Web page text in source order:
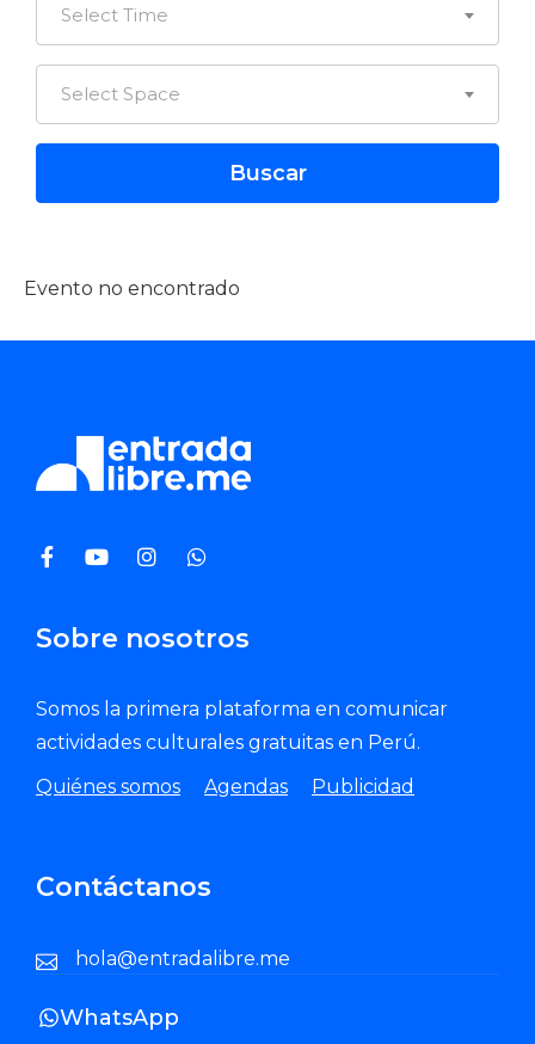
Select Time
Select Space
Evento no encontrado
Sobre nosotros
Somos la primera plataforma en comunicar
actividades culturales gratuitas en Perú.
Quiénes somos
Agendas Publicidad
Contáctanos
hola@entradalibre.me
WhatsApp